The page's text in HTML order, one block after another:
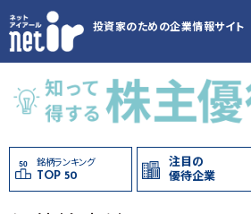
投資家のための企業情報サイト
銘柄ランキング
TOP 50
注目の
優待企業